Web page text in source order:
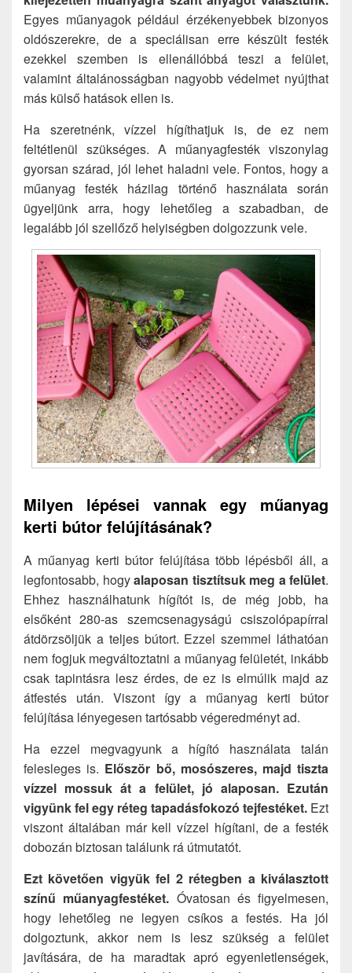
Egyes műanyagok például érzékenyebbek bizonyos
oldószerekre, de a speciálisan erre készült festék
ezekkel szemben is ellenállóbbá teszi a felület,
valamint általánosságban nagyobb védelmet nyújthat
más külső hatások ellen is.
Ha szeretnénk, vízzel hígíthatjuk is, de ez nem
feltétlenül szükséges. A műanyagfesték viszonylag
gyorsan szárad, jól lehet haladni vele. Fontos, hogy a
műanyag festék házilag történő használata során
ügyeljünk arra, hogy lehetőleg a szabadban, de
legalább jól szellőző helyiségben dolgozzunk vele.
Milyen lépései vannak egy műanyag
kerti bútor felújításának?
A műanyag kerti bútor felújítása több lépésből áll, a
legfontosabb, hogyalaposan tisztítsuk meg a felület.
Ehhez használhatunk hígítót is, de még jobb, ha
elsőként 280-as szemcsenagyságú csiszolópapírral
átdörzsöljük a teljes bútort. Ezzel szemmel láthatóan
nem fogjuk megváltoztatni a műanyag felületét, inkább
csak tapintásra lesz érdes, de ez is elmúlik majd az
átfestés után. Viszont így a műanyag kerti bútor
felújítása lényegesen tartósabb végeredményt ad.
Ha ezzel megvagyunk a hígító használata talán
felesleges is. Először bő, mosószeres, majd tiszta
vízzel mossuk át a felület, jó alaposan. Ezután
vigyünk fel egy réteg tapadásfokozó tejfestéket. Ezt
viszont általában már kell vízzel hígítani, de a festék
dobozán biztosan találunk rá útmutatót.
Ezt követően vigyük fel 2 rétegben a kiválasztott
színű műanyagfestéket. Óvatosan és figyelmesen,
hogy lehetőleg ne legyen csíkos a festés. Ha jól
dolgoztunk, akkor nem is lesz szükség a felület
javítására, de ha maradtak apró egyenletlenségek,